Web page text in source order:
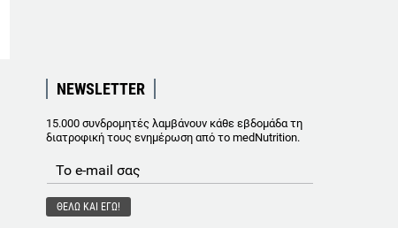
NEWSLETTER
15.000 συνδρομητές λαμβάνουν κάθε εβδομάδα τη
διατροφική τους ενημέρωση από το medNutrition.